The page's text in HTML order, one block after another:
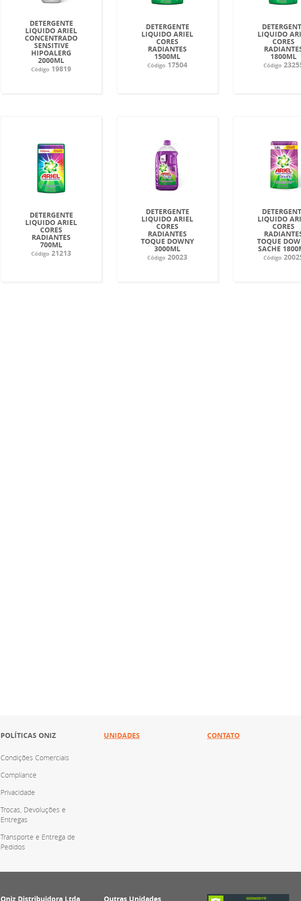
DETERGENTE
LIQUIDO ARIEL
CONCENTRADO
SENSITIVE
HIPOALERG
2000ML
Código 19819
DETERGENTE
LIQUIDO ARIEL
CORES
RADIANTES
1500ML
Código 17504
LIQUIDO
CORES
1800ML
Código
DETERGENTE
LIQUIDO ARIEL
CORES
RADIANTES
700ML
Código 21213
DETERGENTE
LIQUIDO ARIEL
CORES
RADIANTES
TOQUE DOWNY
3000ML
Código 20023
LIQUIDO
CORES
TOQUE
SACHE
Código
POLÍTICAS ONIZ
Condições Comerciais
Compliance
Privacidade
Trocas, Devoluções e
Entregas
Transporte e Entrega de
Pedidos
UNIDADES CONTATO
Oniz Distribuidora Ltda Outras Unidades